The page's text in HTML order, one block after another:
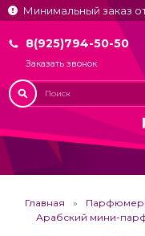
Минимальный заказ
8(925)794-50-50
Заказать звонок
Главная
Арабский мини-